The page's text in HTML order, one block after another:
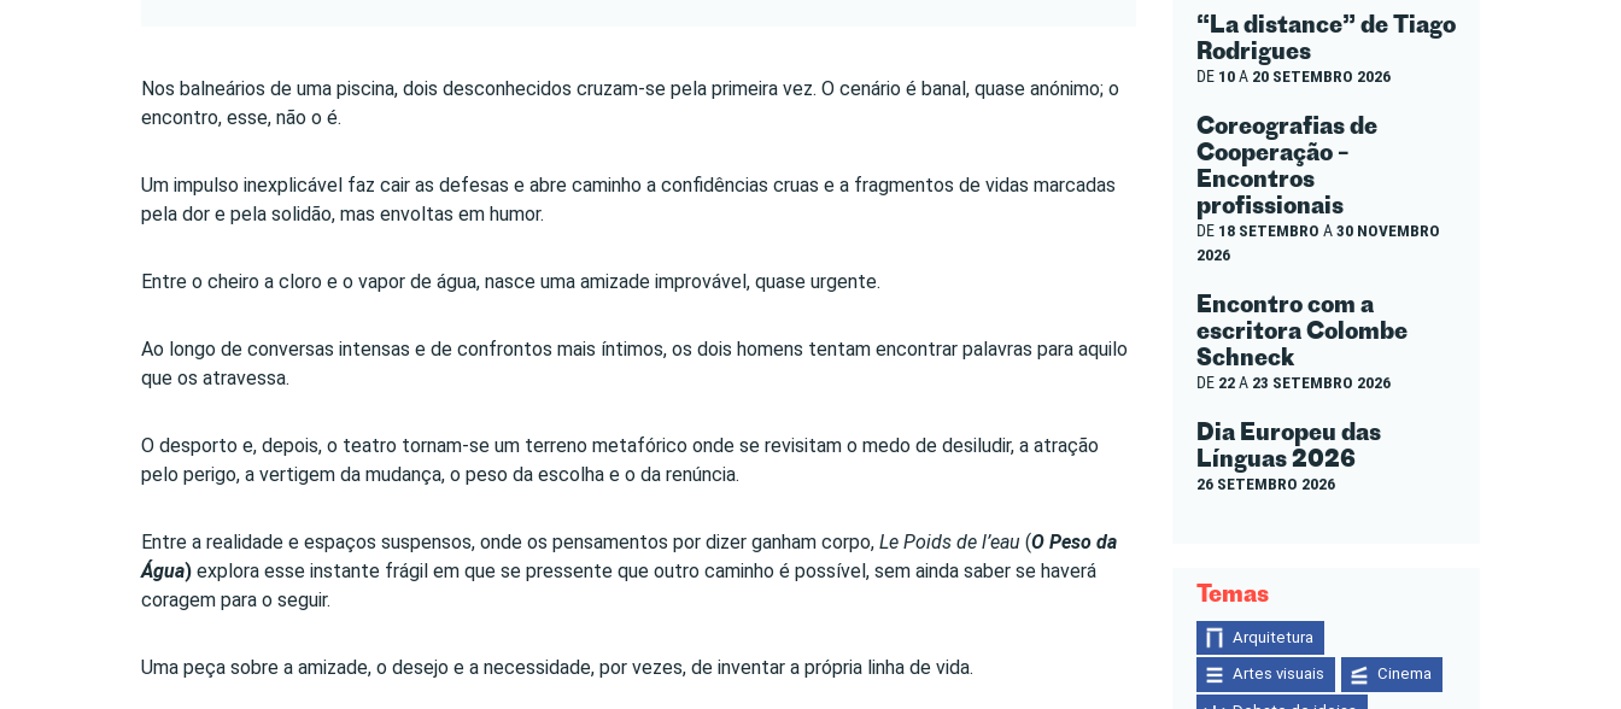
Nos balneários de uma piscina, dois desconhecidos cruzam-se pela primeira vez. O cenário é banal, quase anónimo; o
encontro, esse, não o é.
Um impulso inexplicável faz cair as defesas e abre caminho a confidências cruas e a fragmentos de vidas marcadas
pela dor e pela solidão, mas envoltas em humor.
Entre o cheiro a cloro e o vapor de água, nasce uma amizade improvável, quase urgente.
Ao longo de conversas intensas e de confrontos mais íntimos, os dois homens tentam encontrar palavras para aquilo
que os atravessa.
O desporto e, depois, o teatro tornam-se um terreno metafórico onde se revisitam o medo de desiludir, a atração
pelo perigo, a vertigem da mudança, o peso da escolha e o da renúncia.
Entre a realidade e espaços suspensos, onde os pensamentos por dizer ganham corpo, Le Poids de l’eau (O Peso da
Água) explora esse instante frágil em que se pressente que outro caminho é possível, sem ainda saber se haverá
coragem para o seguir.
Uma peça sobre a amizade, o desejo e a necessidade, por vezes, de inventar a própria linha de vida.
“La distance” de Tiago
Rodrigues
DE 10A 20 SETEMBRO 2026
Coreografias de
Cooperação –
Encontros
profissionais
DE 18 SETEMBRO A30 NOVEMBRO
2026
Encontro com a
escritora Colombe
Schneck
DE 22A 23 SETEMBRO 2026
Dia Europeu das
Línguas 2026
26 SETEMBRO 2026
Temas
Arquitetura
Artes visuais Cinema